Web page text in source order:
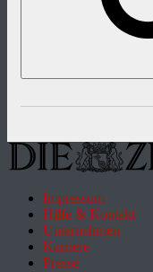
Impressum
Hilfe & Kontakt
Unternehmen
Karriere
Presse